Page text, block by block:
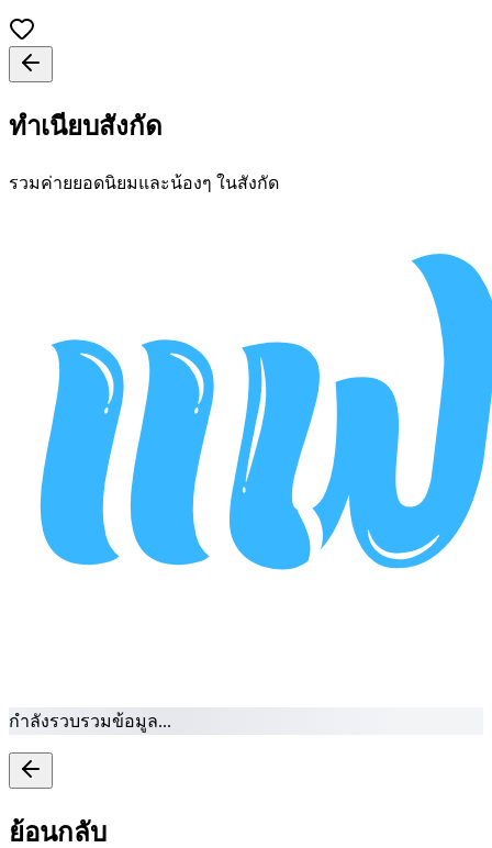
ทำเนียบสังกัด
รวมค่ายยอดนิยมและน้องๆ ในสังกัด
กำลังรวบรวมข้อมูล...
ย้อนกลับ